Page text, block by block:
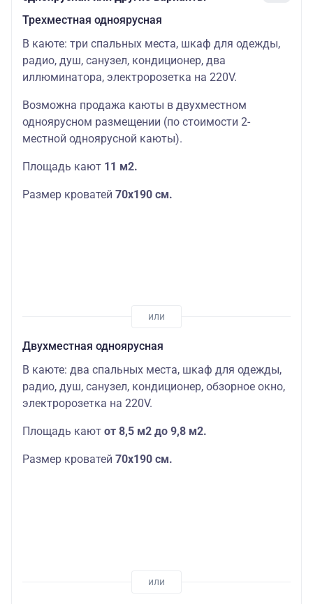
Трехместная одноярусная
В каюте: три спальных места, шкаф для одежды,
радио, душ, санузел, кондиционер, два
иллюминатора, электророзетка на 220V.
Возможна продажа каюты в двухместном
одноярусном размещении (по стоимости 2-
местной одноярусной каюты).
Площадь кают 11 м2.
Размер кроватей 70х190 см.
Двухместная одноярусная
В каюте: два спальных места, шкаф для одежды,
радио, душ, санузел, кондиционер, обзорное окно,
электророзетка на 220V.
Площадь кают от 8,5 м2 до 9,8 м2.
Размер кроватей 70х190 см.